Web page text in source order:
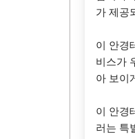
가 제공
이 안경
비스가
아 보이
이 안경
러는 특